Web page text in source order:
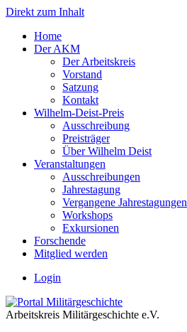
Direkt zum Inhalt
Home
Der AKM
Der Arbeitskreis
Vorstand
Satzung
Kontakt
Wilhelm-Deist-Preis
Ausschreibung
Preisträger
Über Wilhelm Deist
Veranstaltungen
Ausschreibungen
Jahrestagung
Vergangene Jahrestagungen
Workshops
Exkursionen
Forschende
Mitglied werden
Login
Arbeitskreis Militärgeschichte e.V.